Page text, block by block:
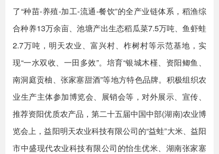
了“种苗-养殖-加工-流通-餐饮”的全产业链体系，稻渔综
合种养13万余亩、池塘产出生态稻瓜菜7.5万吨、鱼虾蛙
2.7万吨，明天农业、富兴村、柞树村等示范基地，实
现“一水双收、一田多效”。培育“银城木槿、资阳鲫鱼、
南洞庭贡柚、张家塞甜酒”等地方特色品牌。积极组织农
业生产主体参加博览会、展销会等，对外展示、宣传、
推荐资阳优质农产品，第二十五届中国中部(湖南)农业博
览会上，益阳明天农业科技有限公司的“益蛙”大米、益阳
市中盛现代农业科技有限公司的怡生优米、湖南张家塞